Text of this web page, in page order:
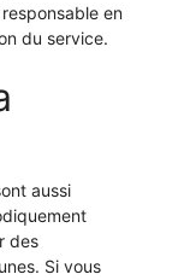
en
du service.
aussi
des
Si vous